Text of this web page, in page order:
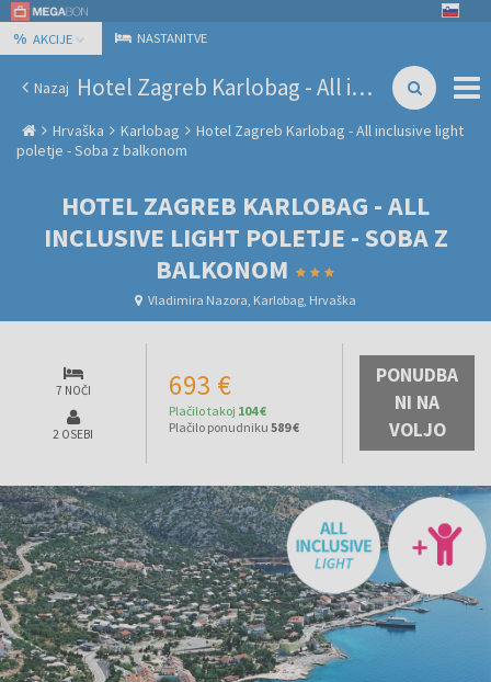
% AKCIJE NASTANITVE
Nazaj Hotel Zagreb Karlobag - All inclusive light poletje - Soba z balkonom
Hrvaška Karlobag
Hotel Zagreb Karlobag - All inclusive light
poletje - Soba z balkonom
HOTEL ZAGREB KARLOBAG - ALL
INCLUSIVE LIGHT POLETJE - SOBA Z
BALKONOM
Vladimira Nazora, Karlobag, Hrvaška
7 NOČI
2 OSEBI
693 €
Plačilo takoj 104 €
Plačilo ponudniku 589 €
PONUDBA
NI NA
VOLJO